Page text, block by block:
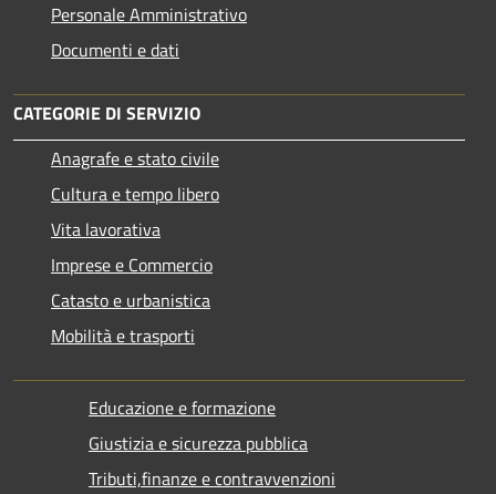
Personale Amministrativo
Documenti e dati
CATEGORIE DI SERVIZIO
Anagrafe e stato civile
Cultura e tempo libero
Vita lavorativa
Imprese e Commercio
Catasto e urbanistica
Mobilità e trasporti
Educazione e formazione
Giustizia e sicurezza pubblica
Tributi,finanze e contravvenzioni